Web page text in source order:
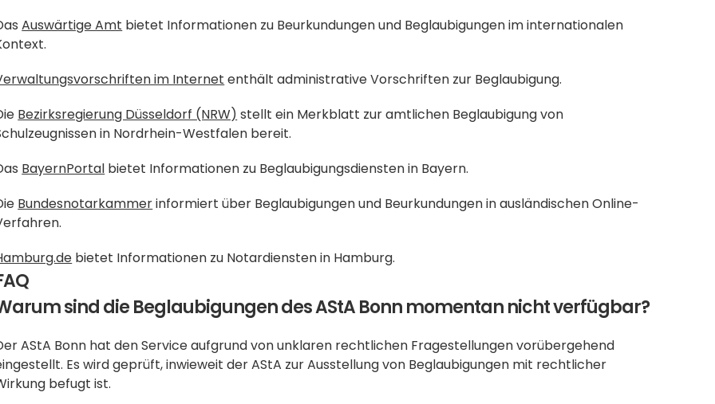
Auswärtige Amt bietet Informationen zu Beurkundungen und Beglaubigungen im internationalen
im Internet enthält administrative Vorschriften zur Beglaubigung.
Bezirksregierung Düsseldorf (NRW) stellt ein Merkblatt zur amtlichen Beglaubigung von
in Nordrhein-Westfalen bereit.
BayernPortal bietet Informationen zu Beglaubigungsdiensten in Bayern.
Bundesnotarkammer informiert über Beglaubigungen und Beurkundungen in ausländischen Online-
bietet Informationen zu Notardiensten in Hamburg.
sind die Beglaubigungen des AStA Bonn momentan nicht verfügbar?
AStA Bonn hat den Service aufgrund von unklaren rechtlichen Fragestellungen vorübergehend
Es wird geprüft, inwieweit der AStA zur Ausstellung von Beglaubigungen mit rechtlicher
befugt ist.